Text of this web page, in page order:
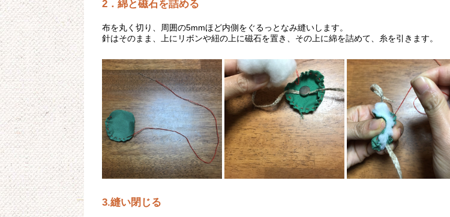
2．綿と磁石を詰める
布を丸く切り、周囲の5mmほど内側をぐるっとなみ縫いします。
針はそのまま、上にリボンや紐の上に磁石を置き、その上に綿を詰めて、糸を引きます。
3.縫い閉じる